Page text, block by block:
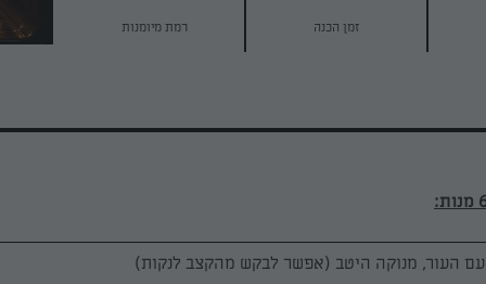
זמן הכנה רמת מיומנות